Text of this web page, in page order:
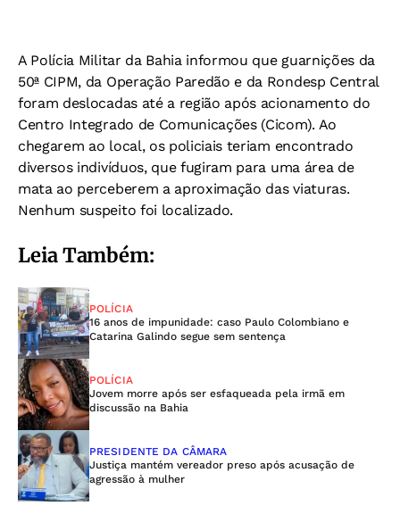
A Polícia Militar da Bahia informou que guarnições da
50ª CIPM, da Operação Paredão e da Rondesp Central
foram deslocadas até a região após acionamento do
Centro Integrado de Comunicações (Cicom). Ao
chegarem ao local, os policiais teriam encontrado
diversos indivíduos, que fugiram para uma área de
mata ao perceberem a aproximação das viaturas.
Nenhum suspeito foi localizado.
Leia Também:
POLÍCIA
16 anos de impunidade: caso Paulo Colombiano e
Catarina Galindo segue sem sentença
POLÍCIA
Jovem morre após ser esfaqueada pela irmã em
discussão na Bahia
PRESIDENTE DA CÂMARA
Justiça mantém vereador preso após acusação de
agressão à mulher